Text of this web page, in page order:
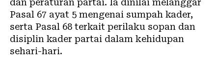
dan peraturan partai. Ia dinilai melanggar
Pasal 67 ayat 5 mengenai sumpah kader,
serta Pasal 68 terkait perilaku sopan dan
disiplin kader partai dalam kehidupan
sehari-hari.